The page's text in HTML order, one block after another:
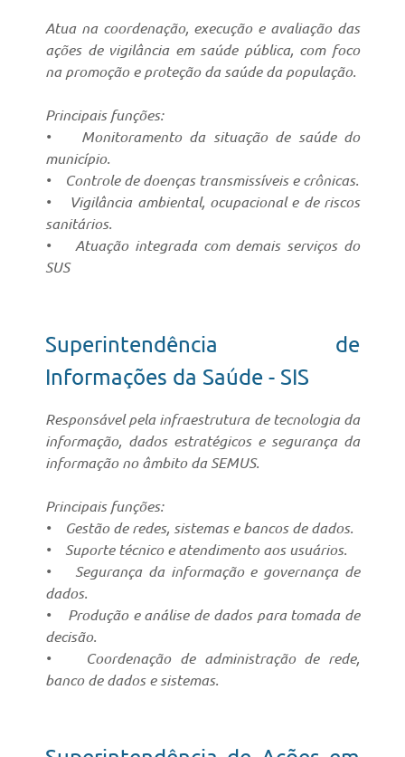
Atua na coordenação, execução e avaliação das
ações de vigilância em saúde pública, com foco
na promoção e proteção da saúde da população.
Principais funções:
• Monitoramento da situação de saúde do
município.
• Controle de doenças transmissíveis e crônicas.
• Vigilância ambiental, ocupacional e de riscos
sanitários.
• Atuação integrada com demais serviços do
SUS
Superintendência de
Informações da Saúde - SIS
Responsável pela infraestrutura de tecnologia da
informação, dados estratégicos e segurança da
informação no âmbito da SEMUS.
Principais funções:
• Gestão de redes, sistemas e bancos de dados.
• Suporte técnico e atendimento aos usuários.
• Segurança da informação e governança de
dados.
• Produção e análise de dados para tomada de
decisão.
• Coordenação de administração de rede,
banco de dados e sistemas.